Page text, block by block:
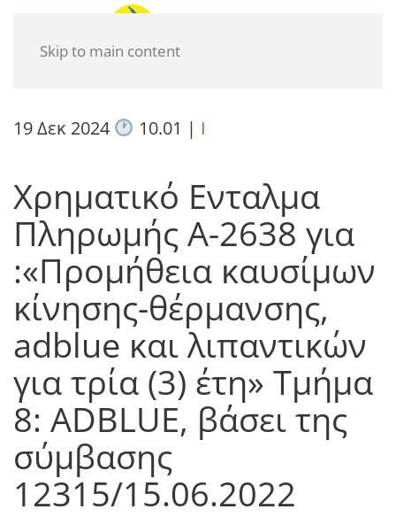
Skip to main content
19 Δεκ 2024 10.01 | I
Χρηματικό Ενταλμα
Πληρωμής Α-2638 για
:«Προμήθεια καυσίμων
κίνησης-θέρμανσης,
adblue και λιπαντικών
για τρία (3) έτη» Τμήμα
8: ADBLUE, βάσει της
σύμβασης
12315/15.06.2022